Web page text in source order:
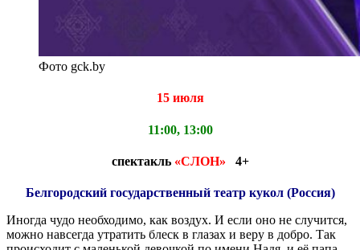
Фото gck.by
15 июля
11:00, 13:00
спектакль «СЛОН» 4+
Белгородский государственный театр кукол (Россия)
Иногда чудо необходимо, как воздух. И если оно не случится,
можно навсегда утратить блеск в глазах и веру в добро. Так